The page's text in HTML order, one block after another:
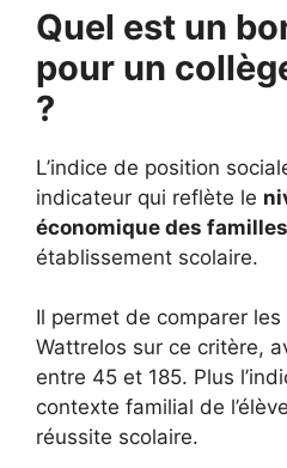
Quel est un
pour un
?
L’indice de position
indicateur qui reflète le
économique des familles
établissement scolaire.
Il permet de comparer
Wattrelos sur ce critère,
entre 45 et 185. Plus
contexte familial de
réussite scolaire.